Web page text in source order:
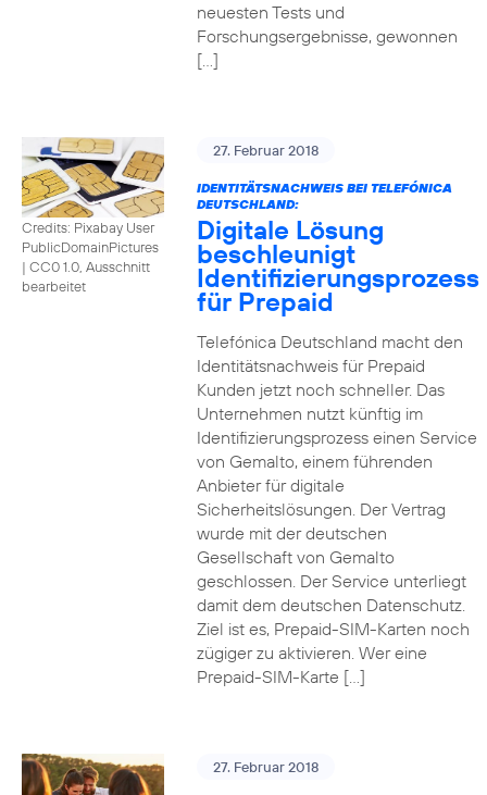
neuesten Tests und
Forschungsergebnisse, gewonnen
[…]
Credits: Pixabay User
PublicDomainPictures
| CC0 1.0, Ausschnitt
bearbeitet
27. Februar 2018
IDENTITÄTSNACHWEIS BEI TELEFÓNICA
DEUTSCHLAND:
Digitale Lösung
beschleunigt
Identifizierungsprozess
für Prepaid
Telefónica Deutschland macht den
Identitätsnachweis für Prepaid
Kunden jetzt noch schneller. Das
Unternehmen nutzt künftig im
Identifizierungsprozess einen Service
von Gemalto, einem führenden
Anbieter für digitale
Sicherheitslösungen. Der Vertrag
wurde mit der deutschen
Gesellschaft von Gemalto
geschlossen. Der Service unterliegt
damit dem deutschen Datenschutz.
Ziel ist es, Prepaid-SIM-Karten noch
zügiger zu aktivieren. Wer eine
Prepaid-SIM-Karte […]
27. Februar 2018